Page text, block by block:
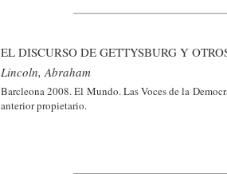
EL DISCURSO DE GETTYSBURG Y
Lincoln, Abraham
Barcleona 2008. El Mundo. Las Voces de la
anterior propietario.